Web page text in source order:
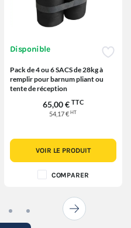
Disponible
Pack de 4 ou 6 SACS de 28kg à
remplir pour barnum pliant ou
tente de réception
65,00 € TTC
54,17 €HT
VOIR LE PRODUIT
COMPARER